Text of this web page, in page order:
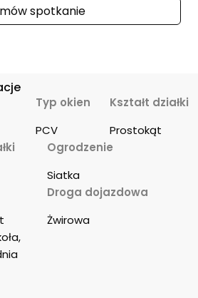
spotkanie
Typ okien
PCV
Kształt działki
Prostokąt
Ogrodzenie
Siatka
Droga dojazdowa
Żwirowa